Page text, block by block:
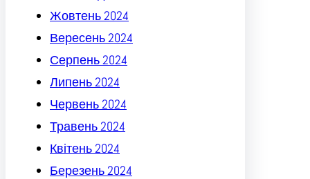
Жовтень 2024
Вересень 2024
Серпень 2024
Липень 2024
Червень 2024
Травень 2024
Квітень 2024
Березень 2024